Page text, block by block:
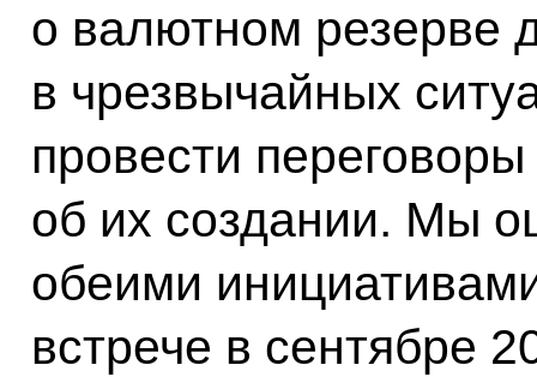
о валютном резерве
в чрезвычайных
провести
об их создании. Мы
обеими
встрече в сентябре